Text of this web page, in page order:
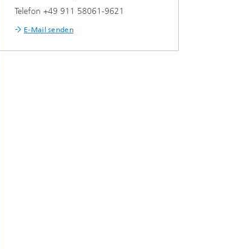
Telefon +49 911 58061-9621
E-Mail senden